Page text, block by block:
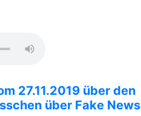
27.11.2019 über den
über Fake News